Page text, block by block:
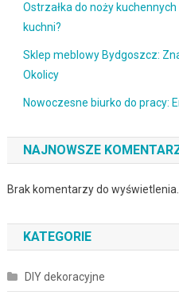
Ostrzałka do noży
kuchni?
Sklep meblowy Bydgoszcz:
Okolicy
Nowoczesne biurko do pracy:
NAJNOWSZE
Brak komentarzy do wyświetlenia.
KATEGORIE
DIY dekoracyjne